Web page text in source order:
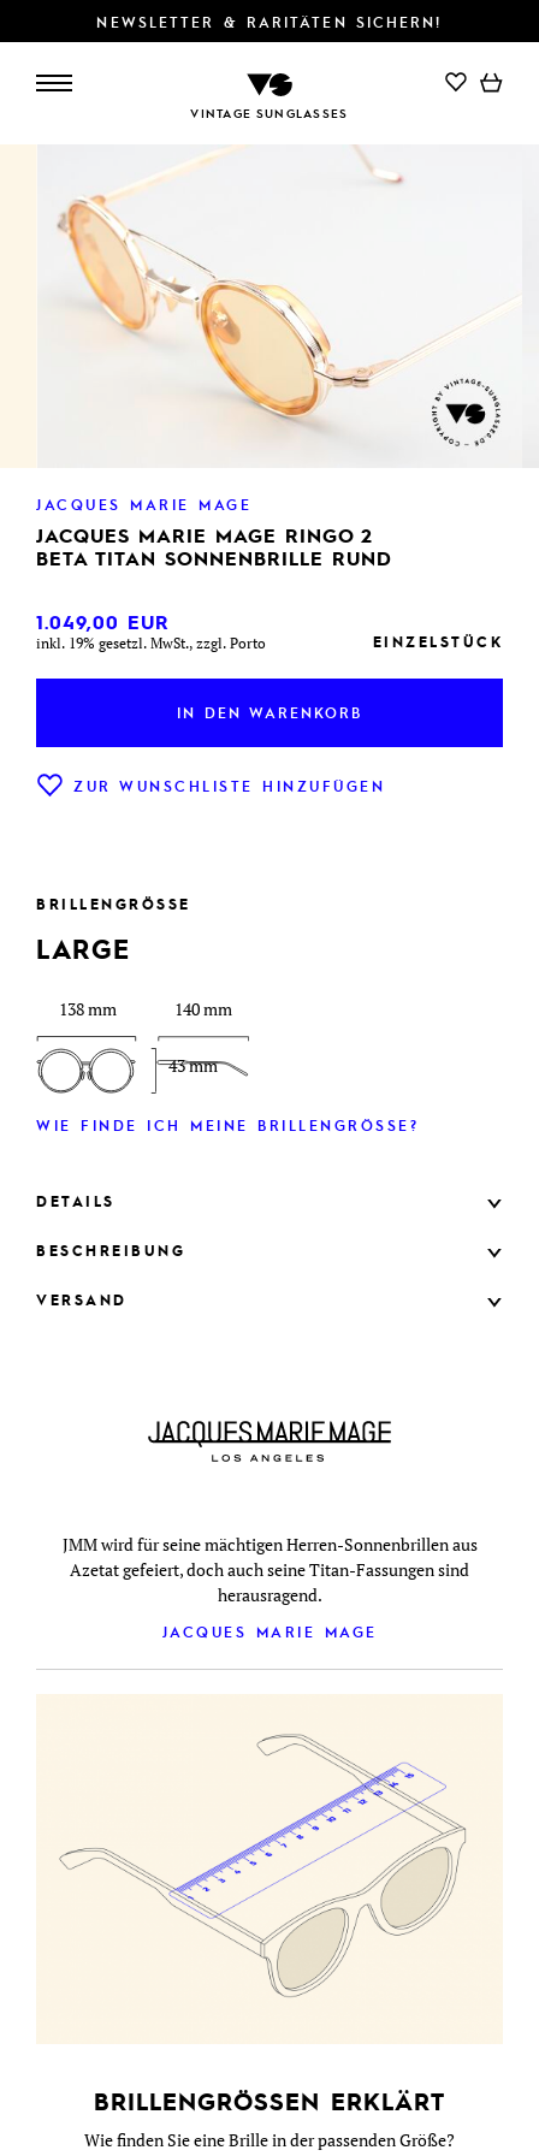
NEWSLETTER & RARITÄTEN SICHERN!
VINTAGE SUNGLASSES
IN DEN WARENKORB
JACQUES MARIE MAGE
JACQUES MARIE MAGE RINGO 2
BETA TITAN SONNENBRILLE RUND
1.049,00 EUR
inkl. 19% gesetzl. MwSt., zzgl. Porto EINZELSTÜCK
IN DEN WARENKORB
ZUR WUNSCHLISTE HINZUFÜGEN
BRILLENGRÖSSE
LARGE
138 mm
43 mm
140 mm
WIE FINDE ICH MEINE BRILLENGRÖSSE?
DETAILS
BESCHREIBUNG
VERSAND
JMM wird für seine mächtigen Herren-Sonnenbrillen aus
Azetat gefeiert, doch auch seine Titan-Fassungen sind
herausragend.
JACQUES MARIE MAGE
BRILLENGRÖSSEN ERKLÄRT
Wie finden Sie eine Brille in der passenden Größe?